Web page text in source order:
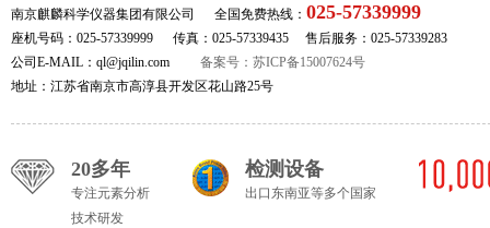
南京麒麟科学仪器集团有限公司 全国免费热线： 025-57339999
座机号码：025-57339999 传真：025-57339435 售后服务：025-57339283
公司E-MAIL：ql@jqilin.com
备案号：苏ICP备15007624号
地址：江苏省南京市高淳县开发区花山路25号
20多年
专注元素分析
技术研发
检测设备
出口东南亚等多个国家